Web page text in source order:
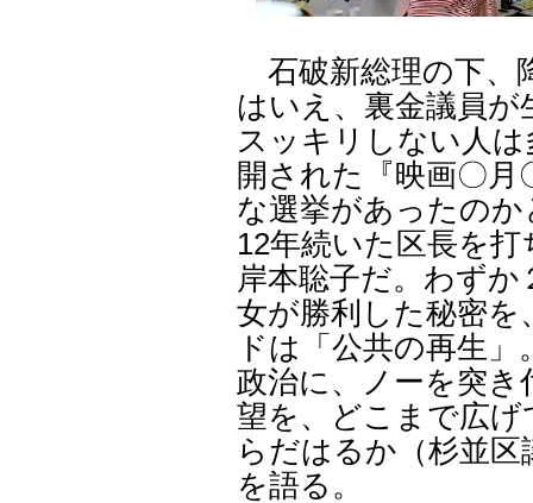
石破新総理の下、
はいえ、裏金議員
スッキリしない人
開された『映画〇
な選挙があったのか
12年続いた区長を
岸本聡子だ。わず
女が勝利した秘密を
ドは「公共の再生
政治に、ノーを突き
望を、どこまで広
らだはるか（杉並
を語る。